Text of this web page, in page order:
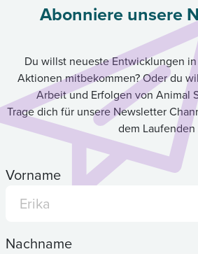
Abonniere unsere
Du willst neueste Entwicklungen
Aktionen mitbekommen? Oder du
Arbeit und Erfolgen von Animal
Trage dich für unsere Newsletter
dem Laufenden
Vorname
Nachname